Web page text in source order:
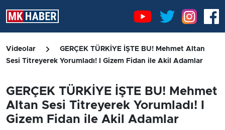
Videolar
GERÇEK TÜRKİYE İŞTE BU! Mehmet Altan
Sesi Titreyerek Yorumladı! I Gizem Fidan ile Akil Adamlar
GERÇEK TÜRKİYE İŞTE BU! Mehmet
Altan Sesi Titreyerek Yorumladı! I
Gizem Fidan ile Akil Adamlar